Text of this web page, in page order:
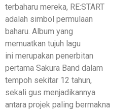
terbaharu mereka, RE:START
adalah simbol permulaan
baharu. Album yang
memuatkan tujuh lagu
ini merupakan penerbitan
pertama Sakura Band dalam
tempoh sekitar 12 tahun,
sekali gus menjadikannya
antara projek paling bermakna